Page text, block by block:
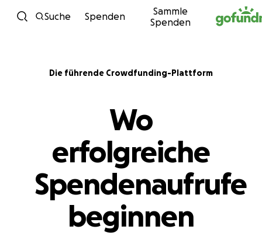
Zum Inhalt
Suche Spenden
Sammle
Spenden
Die führende Crowdfunding-Plattform
Wo
erfolgreiche
Spendenaufrufe
beginnen